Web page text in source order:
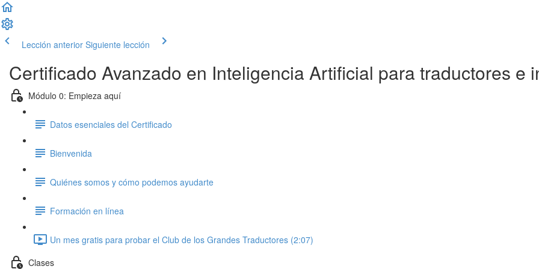
Lección anterior Siguiente lección
Certificado Avanzado en Inteligencia Artificial para traductores e
Módulo 0: Empieza aquí
Datos esenciales del Certificado
Bienvenida
Quiénes somos y cómo podemos ayudarte
Formación en línea
Un mes gratis para probar el Club de los Grandes Traductores (2:07)
Clases